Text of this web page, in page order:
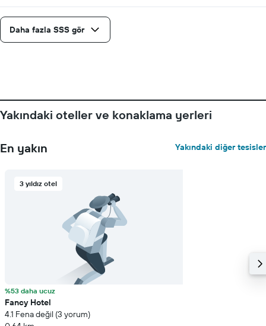
Daha fazla SSS gör
Yakındaki oteller ve konaklama yerleri
En yakın Yakındaki diğer tesisler
3 yıldız otel
%53 daha ucuz
Fancy Hotel
4.1 Fena değil (3 yorum)